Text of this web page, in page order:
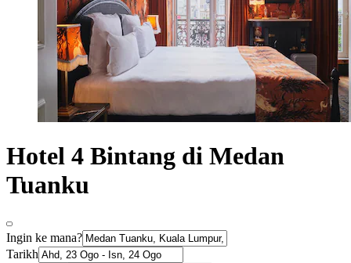
Hotel 4 Bintang di Medan
Tuanku
Ingin ke mana?
Tarikh